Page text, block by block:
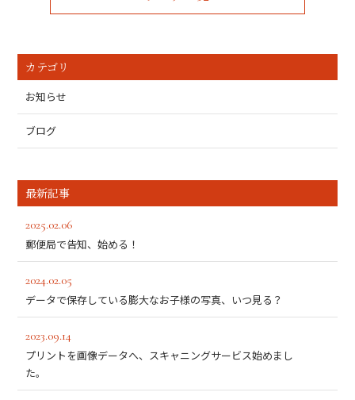
カテゴリ
お知らせ
ブログ
最新記事
2025.02.06
郵便局で告知、始める！
2024.02.05
データで保存している膨大なお子様の写真、いつ見る？
2023.09.14
プリントを画像データへ、スキャニングサービス始めまし
た。